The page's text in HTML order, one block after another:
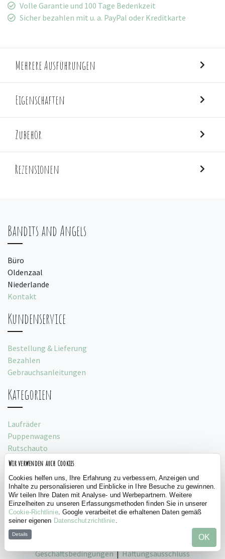
Volle Garantie und 100 Tage Bedenkzeit
Sicher bezahlen mit u. a. PayPal oder Kreditkarte
Mehrere Ausführungen
Eigenschaften
Zubehör
Rezensionen
Bandits and Angels
Büro
Oldenzaal
Niederlande
Kontakt
Kundenservice
Bestellung & Lieferung
Bezahlen
Gebrauchsanleitungen
Kategorien
Laufräder
Puppenwagens
Rutschauto
Spielzelte
Social
©Bandits and Angels, 2026 |
Allgemeine
Geschäftsbedingungen|Haftungsausschluss
Wir verwenden auch Cookies
Cookies helfen uns, Ihre Erfahrung zu verbessern, Anzeigen und
Inhalte zu personalisieren und Einblicke in Ihre Besuche zu gewinnen.
Wir teilen Ihre Daten mit Analyse- und Werbepartnern. Weitere
Einzelheiten zu unseren Erfassungsmethoden finden Sie in unserer
Cookie-Richtlinie. Google verarbeitet die erhaltenen Daten gemäß
seiner eigenen Datenschutzrichtlinie
Details OK